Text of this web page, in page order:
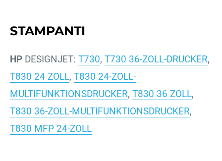
STAMPANTI
HP DESIGNJET: T730, T730 36-ZOLL-DRUCKER,
T830 24 ZOLL, T830 24-ZOLL-
MULTIFUNKTIONSDRUCKER, T830 36 ZOLL,
T830 36-ZOLL-MULTIFUNKTIONSDRUCKER,
T830 MFP 24-ZOLL